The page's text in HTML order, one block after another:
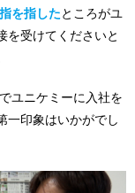
を指したところがユ
を受けてくださいと
ユニケミーに入社を
一印象はいかがでし